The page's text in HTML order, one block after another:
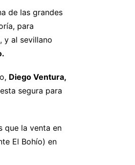
de las grandes
para
y al sevillano
Diego Ventura,
segura para
que la venta en
El Bohío) en